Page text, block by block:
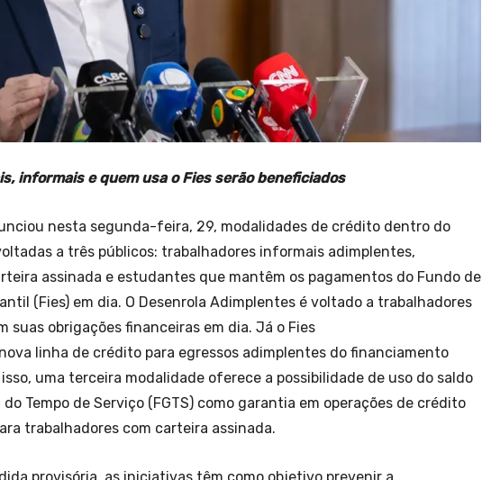
informais e quem usa o Fies serão beneficiados
nesta segunda-feira, 29, modalidades de crédito dentro do
a três públicos: trabalhadores informais adimplentes,
assinada e estudantes que mantêm os pagamentos do Fundo de
(Fies) em dia. O Desenrola Adimplentes é voltado a trabalhadores
suas obrigações financeiras em dia. Já o Fies
linha de crédito para egressos adimplentes do financiamento
uma terceira modalidade oferece a possibilidade de uso do saldo
Tempo de Serviço (FGTS) como garantia em operações de crédito
trabalhadores com carteira assinada.